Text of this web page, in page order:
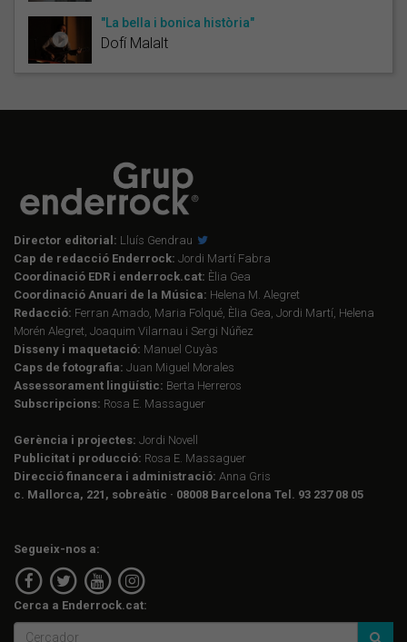
"La bella i bonica història"
Dofí Malalt
Director editorial: Lluís Gendrau
Cap de redacció Enderrock: Jordi Martí Fabra
Coordinació EDR i enderrock.cat: Èlia Gea
Coordinació Anuari de la Música: Helena M. Alegret
Redacció: Ferran Amado, Maria Folqué, Èlia Gea, Jordi Martí, Helena
Morén Alegret, Joaquim Vilarnau i Sergi Núñez
Disseny i maquetació: Manuel Cuyàs
Caps de fotografia: Juan Miguel Morales
Assessorament lingüístic: Berta Herreros
Subscripcions: Rosa E. Massaguer
Gerència i projectes: Jordi Novell
Publicitat i producció: Rosa E. Massaguer
Direcció financera i administració: Anna Gris
c. Mallorca, 221, sobreàtic · 08008 Barcelona Tel. 93 237 08 05
Segueix-nos a:
Cerca a Enderrock.cat: